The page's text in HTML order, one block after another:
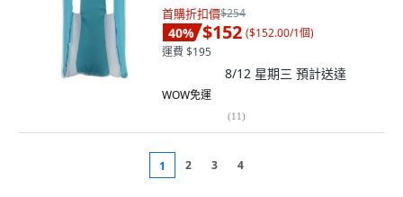
首購折扣價$254
40% $152 ($152.00/1個)
運費 $195
8/12 星期三 預計送達
WOW免運
(11)
1 2 3 4